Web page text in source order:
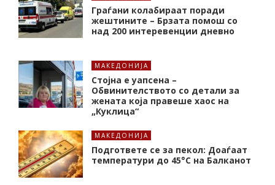
Граѓани колабираат поради
жештините – Брзата помош со
над 200 интеревенции дневно
МАКЕДОНИЈА
Стојна е уапсена –
Обвинителството со детали за
жената која правеше хаос на
„Куклица“
МАКЕДОНИЈА
Подгответе се за пекол: Доаѓаат
температури до 45°C на Балканот